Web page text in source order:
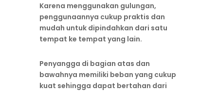
Karena menggunakan gulungan,
penggunaannya cukup praktis dan
mudah untuk dipindahkan dari satu
tempat ke tempat yang lain.
Penyangga di bagian atas dan
bawahnya memiliki beban yang cukup
kuat sehingga dapat bertahan dari